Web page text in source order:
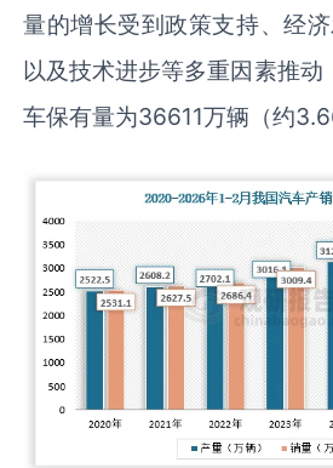
量的增长受到政策支持、经
以及技术进步等多重因素推
车保有量为36611万辆（约